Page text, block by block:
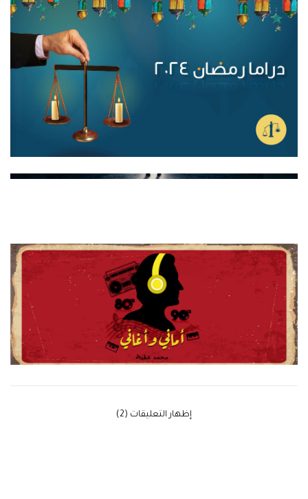
‫إظهار التعليقات (2)